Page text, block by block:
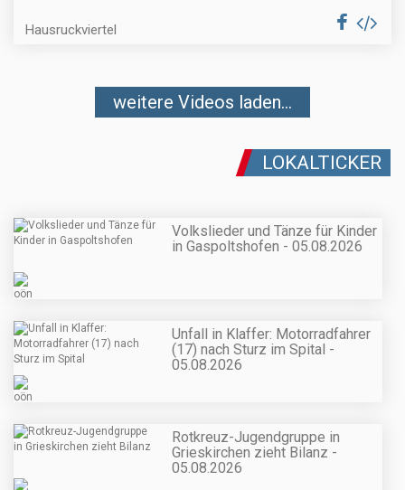
Hausruckviertel
weitere Videos laden...
LOKALTICKER
Volkslieder und Tänze für Kinder
in Gaspoltshofen - 05.08.2026
Unfall in Klaffer: Motorradfahrer
(17) nach Sturz im Spital -
05.08.2026
Rotkreuz-Jugendgruppe in
Grieskirchen zieht Bilanz -
05.08.2026